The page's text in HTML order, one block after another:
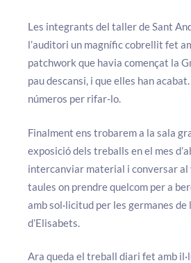
Les integrants del taller de Sant
l’auditori un magnífic cobrellit fet
patchwork que havia començat la
pau descansi, i que elles han
números per rifar-lo.
Finalment ens trobarem a la sala
exposició dels treballs en el mes
intercanviar material i conversar al
taules on prendre quelcom per a
amb sol·licitud per les germanes
d’Elisabets.
Ara queda el treball diari fet amb